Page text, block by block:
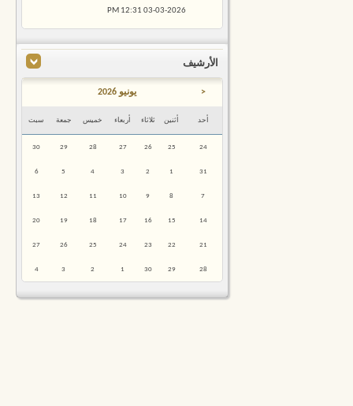
03-03-2026
12:31 PM
الأرشيف
< يونيو 2026
أحد أثنين ثلاثاء أربعاء خميس جمعة سبت
24
25
26
27
28
29
30
31
1
2
3
4
5
6
7
8
9
10
11
12
13
14
15
16
17
18
19
20
21
22
23
24
25
26
27
28
29
30
1
2
3
4